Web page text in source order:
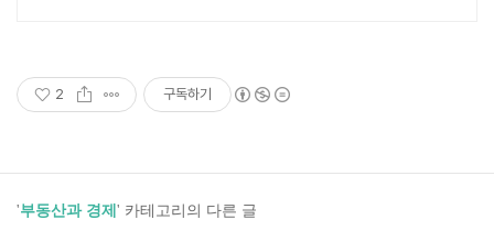
2 구독하기
'부동산과 경제 ' 카테고리의 다른 글